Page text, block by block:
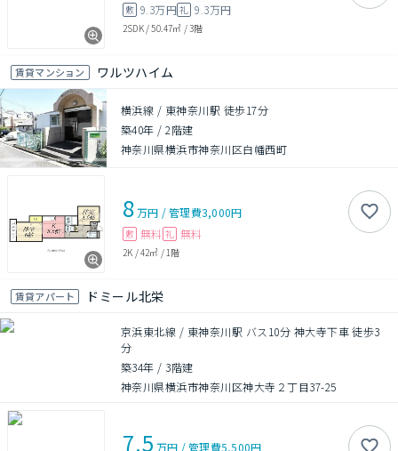
敷 9.3万円礼 9.3万円
2SDK/50.47㎡ /3階
賃貸マンション ワルツハイム
横浜線 / 東神奈川駅 徒歩17分
築40年 /2階建
神奈川県横浜市神奈川区白幡西町
8万円 /管理費3,000円
敷 無料 礼 無料
2K /42㎡ / 1階
賃貸アパート ドミール北栄
京浜東北線 / 東神奈川駅 バス10分 神大寺下車 徒歩3
分
築34年 / 3階建
神奈川県横浜市神奈川区神大寺２丁目37-25
7.5 万円 /管理費5,500円